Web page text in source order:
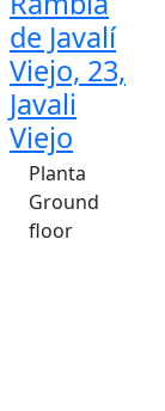
de Javalí
Viejo, 23,
Javali
Viejo
Planta
Ground
floor